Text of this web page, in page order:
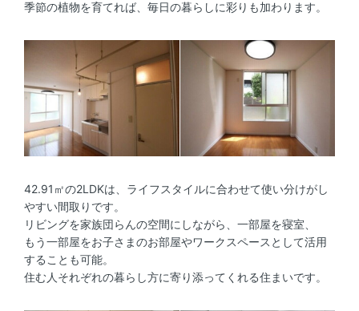
季節の植物を育てれば、毎日の暮らしに彩りも加わります。
42.91㎡の2LDKは、ライフスタイルに合わせて使い分けがし
やすい間取りです。
リビングを家族団らんの空間にしながら、一部屋を寝室、
もう一部屋をお子さまのお部屋やワークスペースとして活用
することも可能。
住む人それぞれの暮らし方に寄り添ってくれる住まいです。